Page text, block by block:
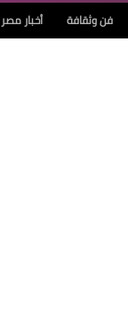
فن وثقافة أخبار مصر